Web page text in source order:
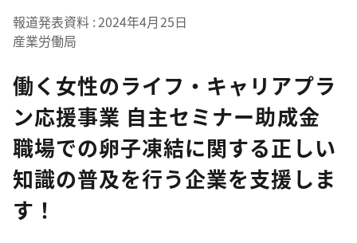
報道発表資料 2024年4月25日
産業労働局
働く女性のライフ・キャリアプラ
ン応援事業 自主セミナー助成金
職場での卵子凍結に関する正しい
知識の普及を行う企業を支援しま
す！